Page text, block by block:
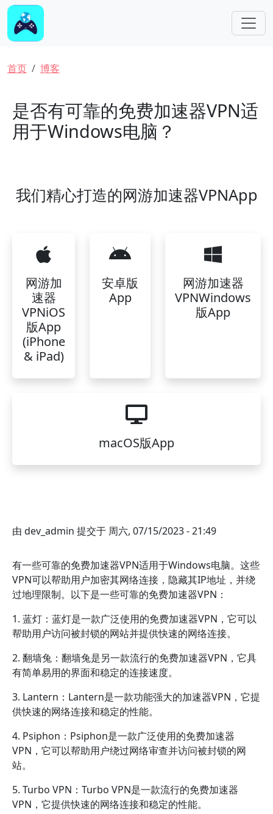
跳转到主要内容
面包屑
首页 博客
是否有可靠的免费加速器VPN适
用于Windows电脑？
我们精心打造的网游加速器VPNApp
网游加
速器
VPNiOS
版App
(iPhone
& iPad)
安卓版
App
网游加速器
VPNWindows
版App
macOS版App
由 dev_admin 提交于 周六, 07/15/2023 - 21:49
有一些可靠的免费加速器VPN适用于Windows电脑。这些
VPN可以帮助用户加密其网络连接，隐藏其IP地址，并绕
过地理限制。以下是一些可靠的免费加速器VPN：
1. 蓝灯：蓝灯是一款广泛使用的免费加速器VPN，它可以
帮助用户访问被封锁的网站并提供快速的网络连接。
2. 翻墙兔：翻墙兔是另一款流行的免费加速器VPN，它具
有简单易用的界面和稳定的连接速度。
3. Lantern：Lantern是一款功能强大的加速器VPN，它提
供快速的网络连接和稳定的性能。
4. Psiphon：Psiphon是一款广泛使用的免费加速器
VPN，它可以帮助用户绕过网络审查并访问被封锁的网
站。
5. Turbo VPN：Turbo VPN是一款流行的免费加速器
VPN，它提供快速的网络连接和稳定的性能。